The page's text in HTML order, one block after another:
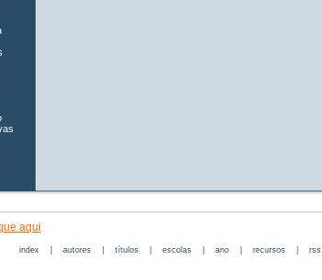
aqui
index| autores| títulos| escolas| ano| recursos| rss